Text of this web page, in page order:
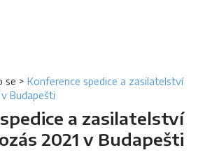
se > Konference spedice a zasilatelství
Budapešti
a zasilatelství
2021 v Budapešti